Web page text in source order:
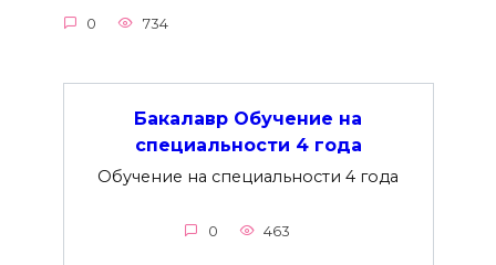
0 734
Бакалавр Обучение на
специальности 4 года
Обучение на специальности 4 года
0 463